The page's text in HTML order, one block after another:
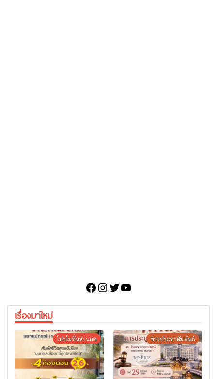
Facebook
Instagram
Twitter
YouTube
เรื่องมาใหม่
โปรโมชั่นส่วนลด ข่าวประชาสัมพันธ์